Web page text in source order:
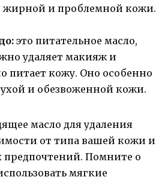
жирной и проблемной кожи.
это питательное масло,
удаляет макияж и
питает кожу. Оно особенно
и обезвоженной кожи.
масло для удаления
от типа вашей кожи и
Помните о
мягкие